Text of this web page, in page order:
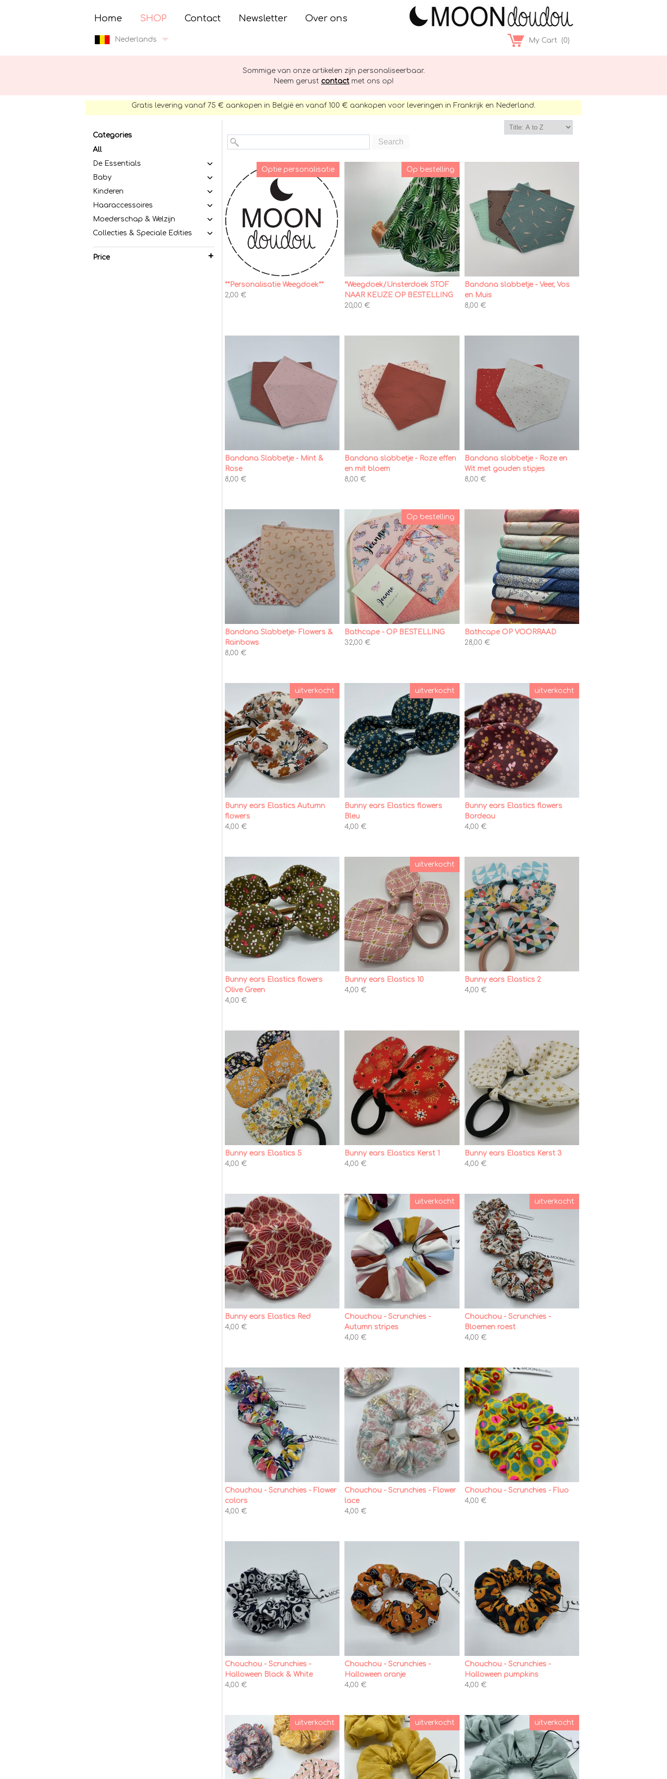
My Cart (0)
Nederlands
Home SHOP Contact Newsletter Over ons
Sommige van onze artikelen zijn personaliseerbaar.
Neem gerust contact met ons op!
Gratis levering vanaf 75 € aankopen in België en vanaf 100 € aankopen voor leveringen in Frankrijk en Nederland.
Categories
All
De Essentials
Baby
Kinderen
Haaraccessoires
Moederschap & Welzijn
Collecties & Speciale Edities
Price
Search
Optie personalisatie
**Personalisatie Weegdoek**
2,00 €
Op bestelling
*Weegdoek/Unsterdoek STOF
NAAR KEUZE OP BESTELLING
20,00 €
Bandana slabbetje - Veer, Vos
en Muis
8,00 €
Bandana Slabbetje - Mint &
Rose
8,00 €
Bandana slabbetje - Roze effen
en mit bloem
8,00 €
Bandana slabbetje - Roze en
Wit met gouden stipjes
8,00 €
Bandana Slabbetje- Flowers &
Rainbows
8,00 €
Op bestelling
Bathcape - OP BESTELLING
32,00 €
Bathcape OP VOORRAAD
28,00 €
uitverkocht
Bunny ears Elastics Autumn
flowers
4,00 €
uitverkocht
Bunny ears Elastics flowers
Bleu
4,00 €
uitverkocht
Bunny ears Elastics flowers
Bordeau
4,00 €
Bunny ears Elastics flowers
Olive Green
4,00 €
uitverkocht
Bunny ears Elastics 10
4,00 €
Bunny ears Elastics 2
4,00 €
Bunny ears Elastics 5
4,00 €
Bunny ears Elastics Kerst 1
4,00 €
Bunny ears Elastics Kerst 3
4,00 €
Bunny ears Elastics Red
4,00 €
uitverkocht
Chouchou - Scrunchies -
Autumn stripes
4,00 €
uitverkocht
Chouchou - Scrunchies -
Bloemen roest
4,00 €
Chouchou - Scrunchies - Flower
colors
4,00 €
Chouchou - Scrunchies - Flower
lace
4,00 €
Chouchou - Scrunchies - Fluo
4,00 €
Chouchou - Scrunchies -
Halloween Black & White
4,00 €
Chouchou - Scrunchies -
Halloween oranje
4,00 €
Chouchou - Scrunchies -
Halloween pumpkins
4,00 €
uitverkocht uitverkocht uitverkocht